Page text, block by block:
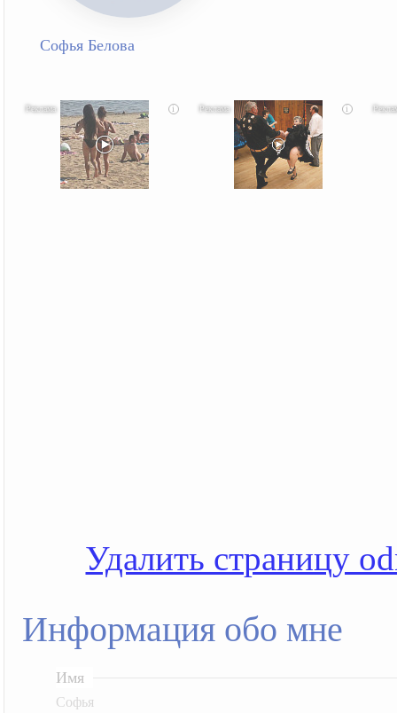
Софья Белова
i i
Удалить страницу
Информация обо мне
Имя
Софья